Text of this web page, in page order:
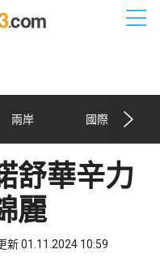
兩岸 國際
舒華辛力
麗
新 01.11.2024 10:59